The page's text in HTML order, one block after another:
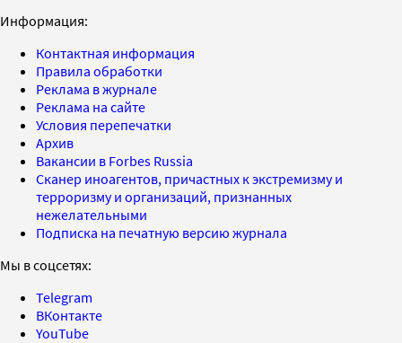
Информация:
Контактная информация
Правила обработки
Реклама в журнале
Реклама на сайте
Условия перепечатки
Архив
Вакансии в Forbes Russia
Сканер иноагентов, причастных к экстремизму и
терроризму и организаций, признанных
нежелательными
Подписка на печатную версию журнала
Мы в соцсетях:
Telegram
ВКонтакте
YouTube